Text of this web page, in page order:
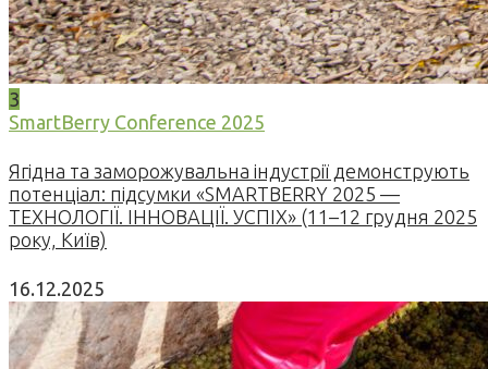
3
SmartBerry Conference 2025
Ягідна та заморожувальна індустрії демонструють
потенціал: підсумки «SMARTBERRY 2025 —
ТЕХНОЛОГІЇ. ІННОВАЦІЇ. УСПІХ» (11–12 грудня 2025
року, Київ)
16.12.2025